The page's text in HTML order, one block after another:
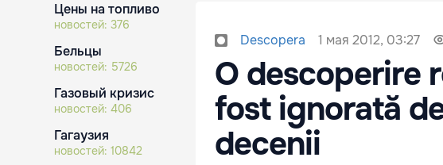
Цены на топливо
новостей: 376
Бельцы
новостей: 5726
Газовый кризис
новостей: 406
Гагаузия
новостей: 10842
Descopera 1 мая 2012, 03:27
O descoperire
fost ignorată
decenii